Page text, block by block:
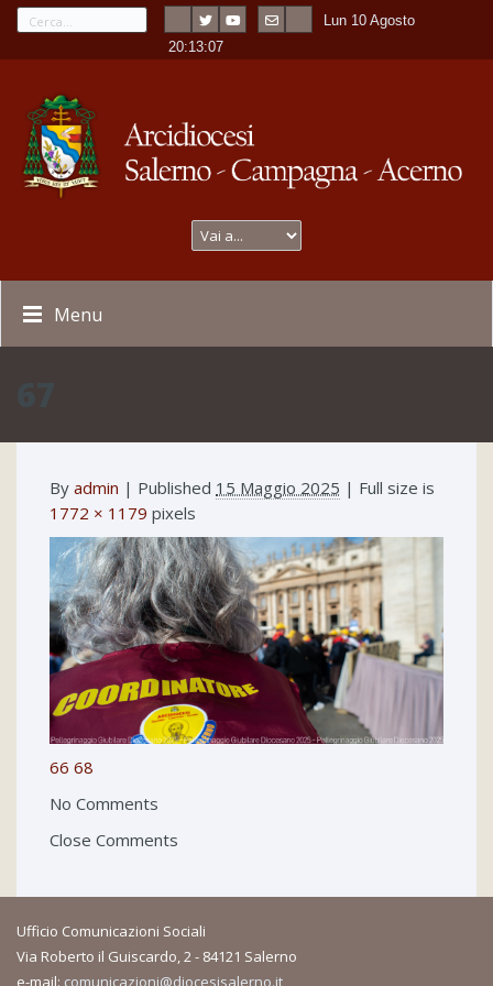
Lun 10 Agosto
-20:13:07
Menu
By admin | Published 15 Maggio 2025 | Full size is
1772 × 1179 pixels
66 68
No Comments
Close Comments
Ufficio Comunicazioni Sociali
Via Roberto il Guiscardo, 2 - 84121 Salerno
e-mail: comunicazioni@diocesisalerno.it